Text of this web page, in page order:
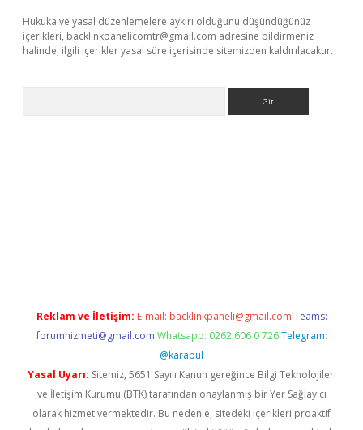
Hukuka ve yasal düzenlemelere aykırı olduğunu düşündüğünüz
içerikleri, backlinkpanelicomtr@gmail.com adresine bildirmeniz
halinde, ilgili içerikler yasal süre içerisinde sitemizden kaldırılacaktır.
Reklam ve İletişim: E-mail: backlinkpaneli@gmail.com Teams:
forumhizmeti@gmail.com Whatsapp: 0262 606 0 726 Telegram:
@karabul
Yasal Uyarı: Sitemiz, 5651 Sayılı Kanun gereğince Bilgi Teknolojileri
ve İletişim Kurumu (BTK) tarafından onaylanmış bir Yer Sağlayıcı
olarak hizmet vermektedir. Bu nedenle, sitedeki içerikleri proaktif